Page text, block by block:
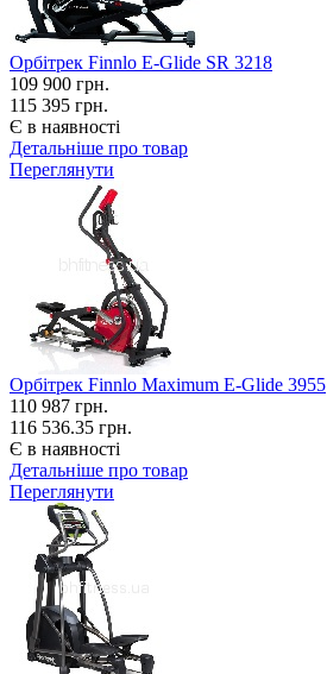
Орбітрек Finnlo E-Glide SR 3218
109 900 грн.
115 395 грн.
Є в наявності
Детальніше про товар
Переглянути
Орбітрек Finnlo Maximum E-Glide 3955
110 987 грн.
116 536.35 грн.
Є в наявності
Детальніше про товар
Переглянути